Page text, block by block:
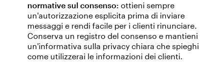
normative sul consenso: ottieni sempre
un'autorizzazione esplicita prima di inviare
messaggi e rendi facile per i clienti rinunciare.
Conserva un registro del consenso e mantieni
un'informativa sulla privacy chiara che spieghi
come utilizzerai le informazioni dei clienti.